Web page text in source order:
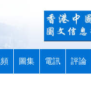
圖集 電訊 評論